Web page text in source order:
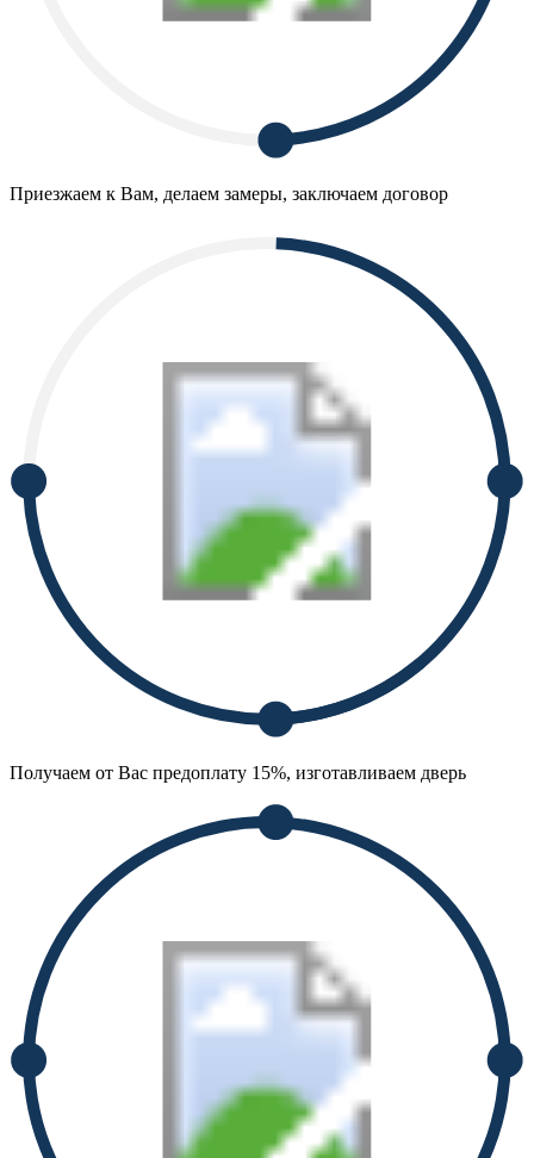
Приезжаем к Вам, делаем замеры, заключаем договор
Получаем от Вас предоплату 15%, изготавливаем дверь